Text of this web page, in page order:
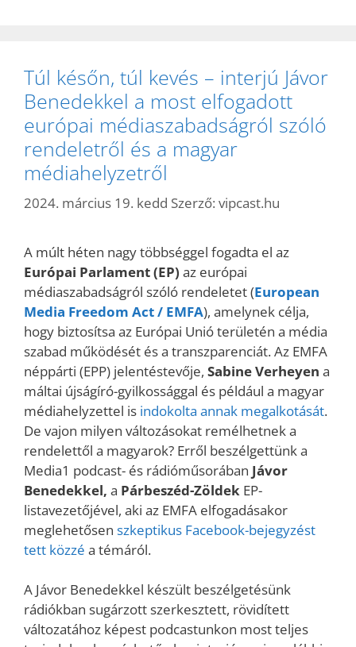
Túl későn, túl kevés – interjú Jávor
Benedekkel a most elfogadott
európai médiaszabadságról szóló
rendeletről és a magyar
médiahelyzetről
2024. március 19. kedd Szerző: vipcast.hu
A múlt héten nagy többséggel fogadta el az
Európai Parlament (EP) az európai
médiaszabadságról szóló rendeletet (European
Media Freedom Act / EMFA), amelynek célja,
hogy biztosítsa az Európai Unió területén a média
szabad működését és a transzparenciát. Az EMFA
néppárti (EPP) jelentéstevője, Sabine Verheyen a
máltai újságíró-gyilkossággal és például a magyar
médiahelyzettel is indokolta annak megalkotását.
De vajon milyen változásokat remélhetnek a
rendelettől a magyarok? Erről beszélgettünk a
Media1 podcast- és rádióműsorában Jávor
Benedekkel, a Párbeszéd-Zöldek EP-
listavezetőjével, aki az EMFA elfogadásakor
meglehetősen szkeptikus Facebook-bejegyzést
tett közzé a témáról.
A Jávor Benedekkel készült beszélgetésünk
rádiókban sugárzott szerkesztett, rövidített
változatához képest podcastunkon most teljes